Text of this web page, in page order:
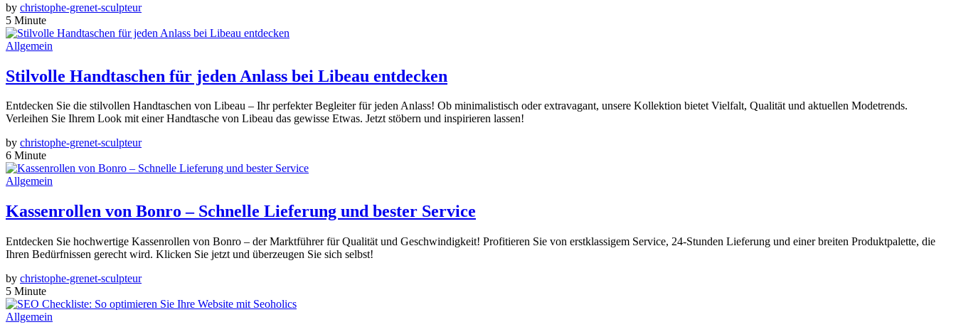
by christophe-grenet-sculpteur
5 Minute
Allgemein
Stilvolle Handtaschen für jeden Anlass bei Libeau entdecken
Entdecken Sie die stilvollen Handtaschen von Libeau – Ihr perfekter Begleiter für jeden Anlass! Ob minimalistisch oder extravagant, unsere Kollektion bietet Vielfalt, Qualität und aktuellen Modetrends.
Verleihen Sie Ihrem Look mit einer Handtasche von Libeau das gewisse Etwas. Jetzt stöbern und inspirieren lassen!
by christophe-grenet-sculpteur
6 Minute
Allgemein
Kassenrollen von Bonro – Schnelle Lieferung und bester Service
Entdecken Sie hochwertige Kassenrollen von Bonro – der Marktführer für Qualität und Geschwindigkeit! Profitieren Sie von erstklassigem Service, 24-Stunden Lieferung und einer breiten Produktpalette, die
Ihren Bedürfnissen gerecht wird. Klicken Sie jetzt und überzeugen Sie sich selbst!
by christophe-grenet-sculpteur
5 Minute
Allgemein